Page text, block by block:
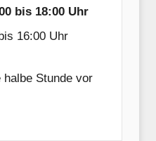
bis 18:00 Uhr
16:00 Uhr
Stunde vor